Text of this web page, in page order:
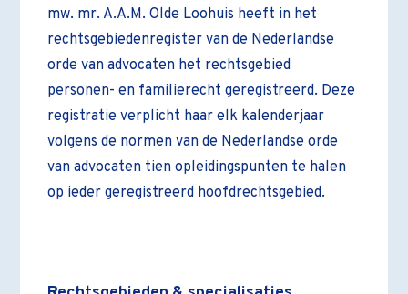
mw. mr. A.A.M. Olde Loohuis heeft in het
rechtsgebiedenregister van de Nederlandse
orde van advocaten het rechtsgebied
personen- en familierecht geregistreerd. Deze
registratie verplicht haar elk kalenderjaar
volgens de normen van de Nederlandse orde
van advocaten tien opleidingspunten te halen
op ieder geregistreerd hoofdrechtsgebied.